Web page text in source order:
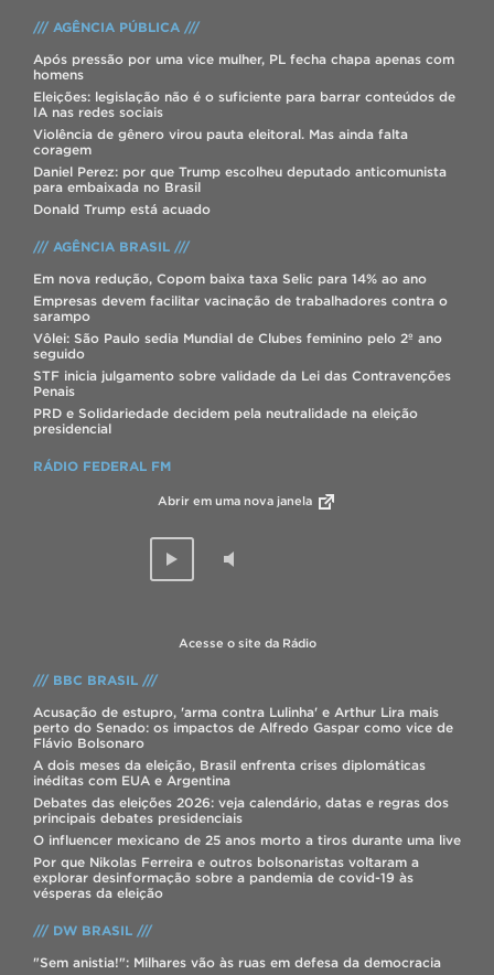
/// AGÊNCIA PÚBLICA ///
Após pressão por uma vice mulher, PL fecha chapa apenas com
homens
Eleições: legislação não é o suficiente para barrar conteúdos de
IA nas redes sociais
Violência de gênero virou pauta eleitoral. Mas ainda falta
coragem
Daniel Perez: por que Trump escolheu deputado anticomunista
para embaixada no Brasil
Donald Trump está acuado
/// AGÊNCIA BRASIL ///
Em nova redução, Copom baixa taxa Selic para 14% ao ano
Empresas devem facilitar vacinação de trabalhadores contra o
sarampo
Vôlei: São Paulo sedia Mundial de Clubes feminino pelo 2º ano
seguido
STF inicia julgamento sobre validade da Lei das Contravenções
Penais
PRD e Solidariedade decidem pela neutralidade na eleição
presidencial
RÁDIO FEDERAL FM
Abrir em uma nova janela
Acesse o site da Rádio
/// BBC BRASIL ///
Acusação de estupro, 'arma contra Lulinha' e Arthur Lira mais
perto do Senado: os impactos de Alfredo Gaspar como vice de
Flávio Bolsonaro
A dois meses da eleição, Brasil enfrenta crises diplomáticas
inéditas com EUA e Argentina
Debates das eleições 2026: veja calendário, datas e regras dos
principais debates presidenciais
O influencer mexicano de 25 anos morto a tiros durante uma live
Por que Nikolas Ferreira e outros bolsonaristas voltaram a
explorar desinformação sobre a pandemia de covid-19 às
vésperas da eleição
/// DW BRASIL ///
"Sem anistia!": Milhares vão às ruas em defesa da democracia